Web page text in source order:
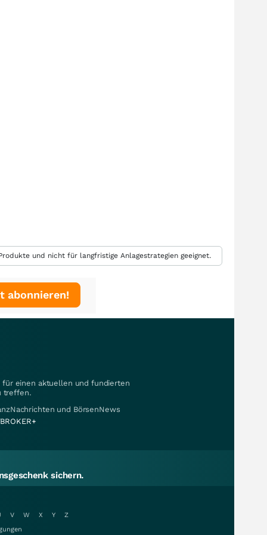
und nicht für langfristige Anlagestrategien geeignet.
abonnieren!
für einen aktuellen und fundierten
treffen.
und BörsenNews
sichern.
V W X Y
Z